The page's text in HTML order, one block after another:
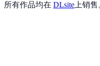
所有作品均在 DLsite 上销